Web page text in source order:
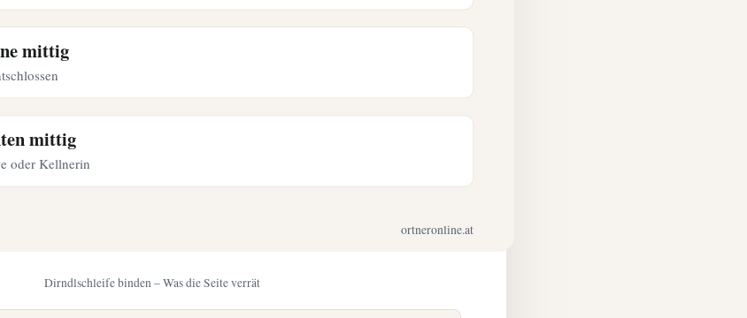
mittig
mittig
oder Kellnerin
ortneronline.at
Dirndlschleife binden – Was die Seite verrät